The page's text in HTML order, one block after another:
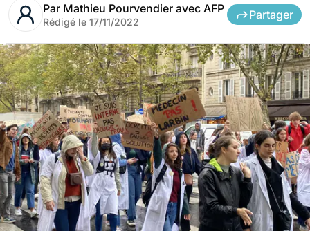
Par Mathieu Pourvendier avec AFP
Rédigé le 17/11/2022
Partager